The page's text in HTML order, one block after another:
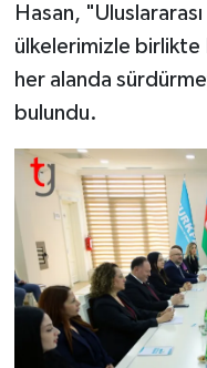
Hasan,
ülkelerimizle birlikte
her alanda
bulundu.